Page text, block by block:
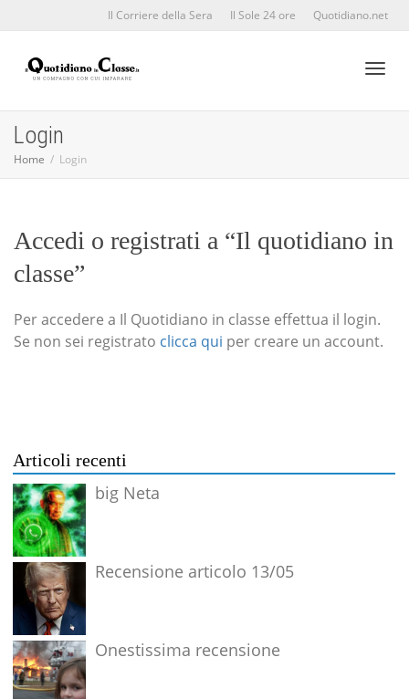
Il Corriere della Sera Il Sole 24 ore Quotidiano.net
Login
Home Login
Accedi o registrati a “Il quotidiano in
classe”
Per accedere a Il Quotidiano in classe effettua il login.
Se non sei registrato clicca qui per creare un account.
Articoli recenti
big Neta
Recensione articolo 13/05
Onestissima recensione